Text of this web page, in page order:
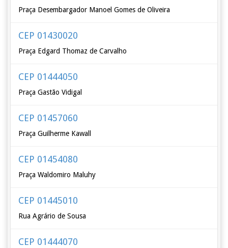
Praça Desembargador Manoel Gomes de Oliveira
CEP 01430020
Praça Edgard Thomaz de Carvalho
CEP 01444050
Praça Gastão Vidigal
CEP 01457060
Praça Guilherme Kawall
CEP 01454080
Praça Waldomiro Maluhy
CEP 01445010
Rua Agrário de Sousa
CEP 01444070